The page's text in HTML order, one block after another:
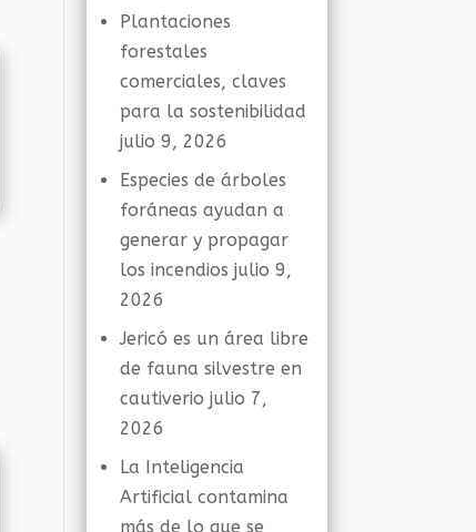
Plantaciones
forestales
comerciales, claves
para la sostenibilidad
julio 9, 2026
Especies de árboles
foráneas ayudan a
generar y propagar
los incendios julio 9,
2026
Jericó es un área libre
de fauna silvestre en
cautiverio julio 7,
2026
La Inteligencia
Artificial contamina
más de lo que se